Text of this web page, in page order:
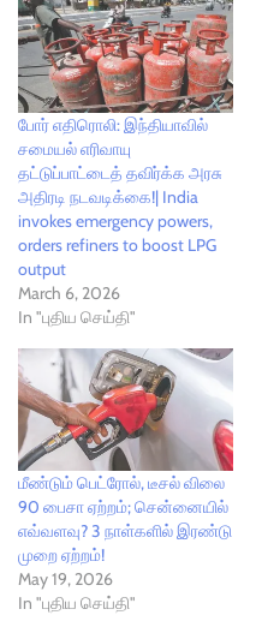
போர் எதிரொலி: இந்தியாவில்
சமையல் எரிவாயு
தட்டுப்பாட்டைத் தவிர்க்க அரசு
அதிரடி நடவடிக்கை!| India
invokes emergency powers,
orders refiners to boost LPG
output
March 6, 2026
In "புதிய செய்தி"
மீண்டும் பெட்ரோல், டீசல் விலை
90 பைசா ஏற்றம்; சென்னையில்
எவ்வளவு? 3 நாள்களில் இரண்டு
முறை ஏற்றம்!
May 19, 2026
In "புதிய செய்தி"